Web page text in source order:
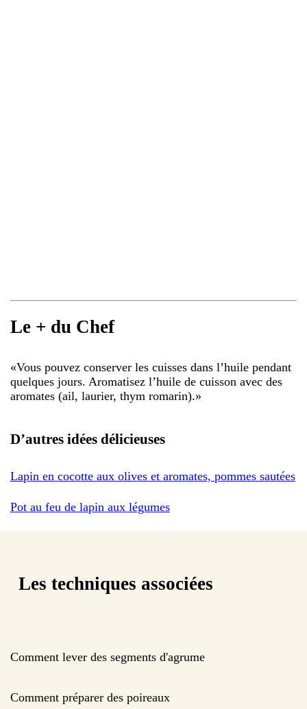
Le + du Chef
«Vous pouvez conserver les cuisses dans l’huile pendant
quelques jours. Aromatisez l’huile de cuisson avec des
aromates (ail, laurier, thym romarin).»
D’autres idées délicieuses
Lapin en cocotte aux olives et aromates, pommes sautées
Pot au feu de lapin aux légumes
Les techniques associées
Comment lever des segments d'agrume
Comment préparer des poireaux